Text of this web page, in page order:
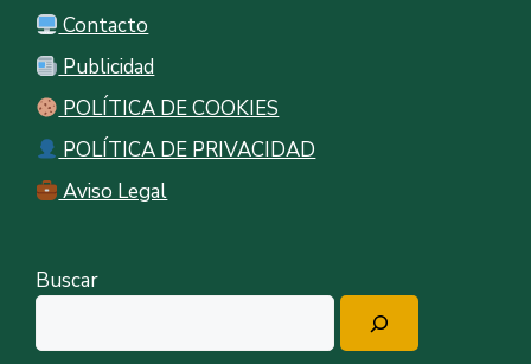
Contacto
Publicidad
POLÍTICA DE COOKIES
POLÍTICA DE PRIVACIDAD
Aviso Legal
Buscar